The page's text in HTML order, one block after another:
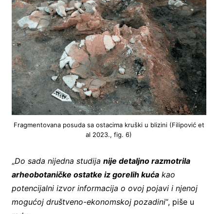
Fragmentovana posuda sa ostacima kruški u blizini (Filipović et
al 2023., fig. 6)
„Do sada nijedna studija nije detaljno razmotrila
arheobotaničke ostatke iz gorelih kućakao
potencijalni izvor informacija o ovoj pojavi i njenoj
mogućoj društveno-ekonomskoj pozadini“, piše u